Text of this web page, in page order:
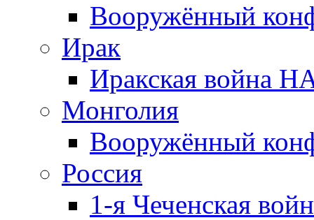
Вооружённый
Ирак
Иракская война
Монголия
Вооружённый
Россия
1-я Чеченская